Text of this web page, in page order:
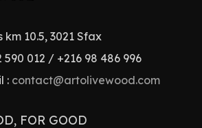
km 10.5, 3021 Sfax
590 012 / +216 98 486 996
: contact@artolivewood.com
FOR GOOD